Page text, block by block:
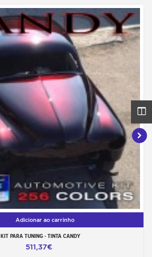
Adicionar ao carrinho
KIT PARA TUNING - TINTA CANDY
511,37€